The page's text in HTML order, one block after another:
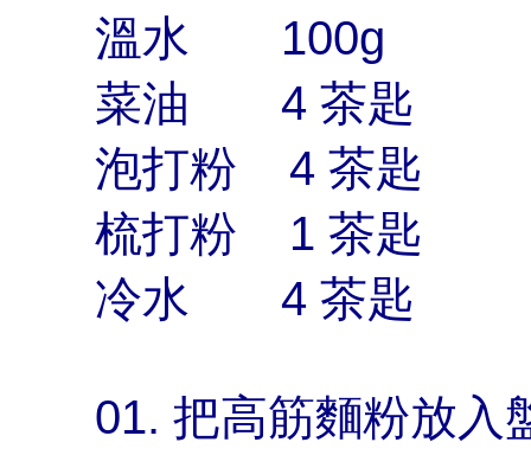
溫水 100g
菜油 4 茶匙
泡打粉 4 茶匙
梳打粉 1 茶匙
冷水 4 茶匙
01. 把高筋麵粉放入